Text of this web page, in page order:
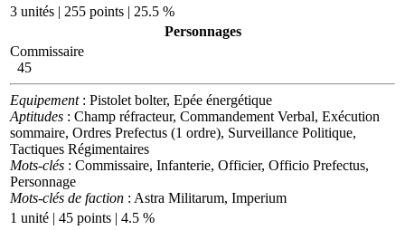
3 unités | 255 points | 25.5 %
Personnages
Commissaire
45
Equipement: Pistolet bolter, Epée énergétique
Aptitudes : Champ réfracteur, Commandement Verbal, Exécution
sommaire, Ordres Prefectus (1 ordre), Surveillance Politique,
Tactiques Régimentaires
Mots-clés : Commissaire, Infanterie, Officier, Officio Prefectus,
Personnage
Mots-clés de faction : Astra Militarum, Imperium
1 unité | 45 points | 4.5 %